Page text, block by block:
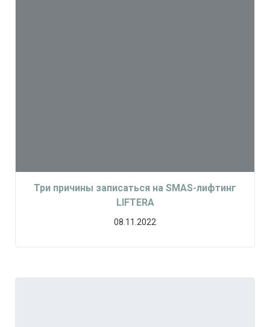
Три причины записаться на SMAS-лифтинг
LIFTERA
08.11.2022